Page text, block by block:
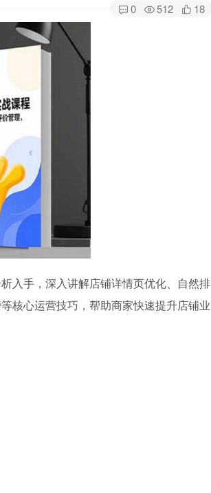
0 512 18
入手，深入讲解店铺详情页优化、自然排
核心运营技巧，帮助商家快速提升店铺业